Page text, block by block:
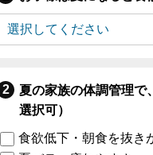
夏の家族の体調管理で
選択可）
食欲低下・朝食を抜き